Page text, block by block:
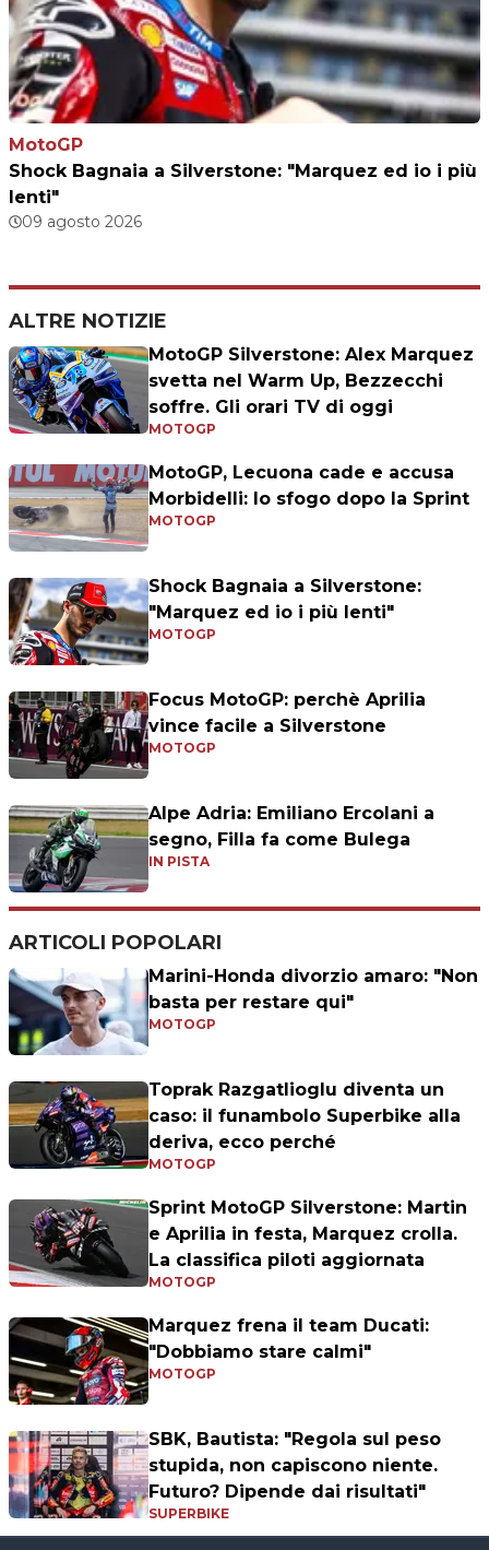
MotoGP
Shock Bagnaia a Silverstone: "Marquez ed io i più
lenti"
09 agosto 2026
ALTRE NOTIZIE
MotoGP Silverstone: Alex Marquez
svetta nel Warm Up, Bezzecchi
soffre. Gli orari TV di oggi
MOTOGP
MotoGP, Lecuona cade e accusa
Morbidelli: lo sfogo dopo la Sprint
MOTOGP
Shock Bagnaia a Silverstone:
"Marquez ed io i più lenti"
MOTOGP
Focus MotoGP: perchè Aprilia
vince facile a Silverstone
MOTOGP
Alpe Adria: Emiliano Ercolani a
segno, Filla fa come Bulega
IN PISTA
ARTICOLI POPOLARI
Marini-Honda divorzio amaro: "Non
basta per restare qui"
MOTOGP
Toprak Razgatlioglu diventa un
caso: il funambolo Superbike alla
deriva, ecco perché
MOTOGP
Sprint MotoGP Silverstone: Martin
e Aprilia in festa, Marquez crolla.
La classifica piloti aggiornata
MOTOGP
Marquez frena il team Ducati:
"Dobbiamo stare calmi"
MOTOGP
SBK, Bautista: "Regola sul peso
stupida, non capiscono niente.
Futuro? Dipende dai risultati"
SUPERBIKE